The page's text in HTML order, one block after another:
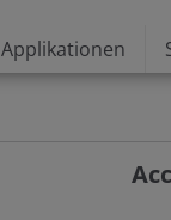
Applikationen